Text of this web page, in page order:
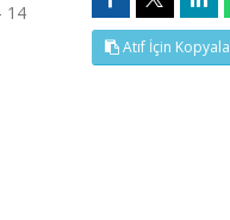
14
Atıf İçin Kopyala